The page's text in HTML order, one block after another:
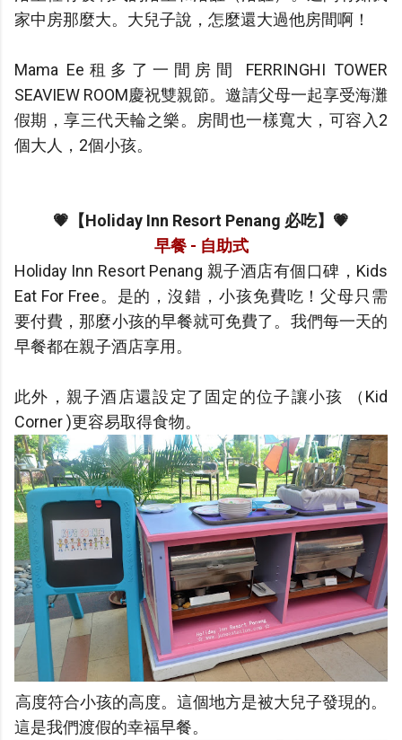
家中房那麼大。大兒子說，怎麼還大過他房間啊！
Mama Ee租多了一間房間 FERRINGHI TOWER
SEAVIEW ROOM慶祝雙親節。邀請父母一起享受海灘
假期，享三代天輪之樂。房間也一樣寬大，可容入2
個大人，2個小孩。
💗【Holiday Inn Resort Penang 必吃】💗
早餐 - 自助式
Holiday Inn Resort Penang 親子酒店有個口碑，Kids
Eat For Free。是的，沒錯，小孩免費吃！父母只需
要付費，那麼小孩的早餐就可免費了。我們每一天的
早餐都在親子酒店享用。
此外，親子酒店還設定了固定的位子讓小孩 （Kid
Corner )更容易取得食物。
高度符合小孩的高度。這個地方是被大兒子發現的。
這是我們渡假的幸福早餐。